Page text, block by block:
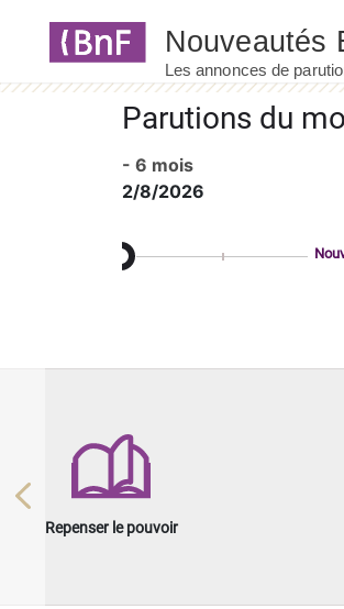
Parutions du
- 6 mois
2/8/2026
Repenser le pouvoir
Previous